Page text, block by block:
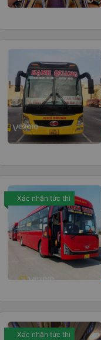
Xác nhận tức thì
Xác nhận tức thì